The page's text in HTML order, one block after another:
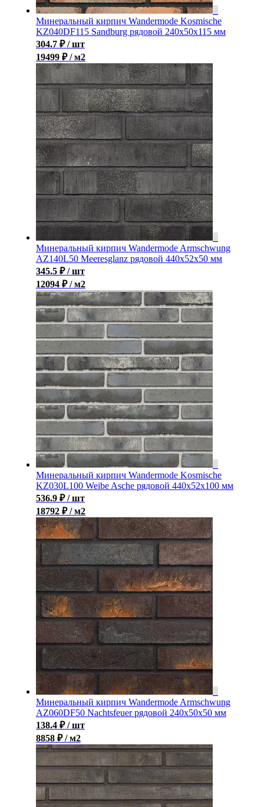
Минеральный кирпич Wandermode Kosmische
KZ040DF115 Sandburg рядовой 240x50x115 мм
304.7 ₽ / шт
19499 ₽ / м2
Минеральный кирпич Wandermode Armschwung
AZ140L50 Meeresglanz рядовой 440x52x50 мм
345.5 ₽ / шт
12094 ₽ / м2
Минеральный кирпич Wandermode Kosmische
KZ030L100 Weibe Asche рядовой 440x52x100 мм
536.9 ₽ / шт
18792 ₽ / м2
Минеральный кирпич Wandermode Armschwung
AZ060DF50 Nachtsfeuer рядовой 240x50x50 мм
138.4 ₽ / шт
8858 ₽ / м2